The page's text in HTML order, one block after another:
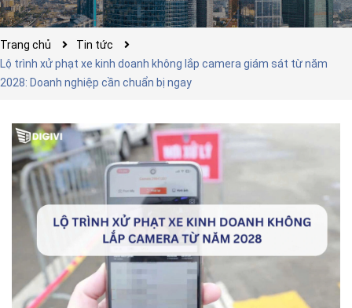
Trang chủ
Tin tức
Lộ trình xử phạt xe kinh doanh không lắp camera giám sát từ năm
2028: Doanh nghiệp cần chuẩn bị ngay